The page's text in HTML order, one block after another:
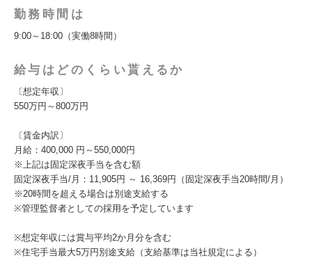
勤務時間は
9:00～18:00（実働8時間）
給与はどのくらい貰えるか
〔想定年収〕
550万円～800万円
〔賃金内訳〕
月給：400,000 円～550,000円
※上記は固定深夜手当を含む額
固定深夜手当/月：11,905円 ～ 16,369円（固定深夜手当20時間/月）
※20時間を超える場合は別途支給する
※管理監督者としての採用を予定しています
※想定年収には賞与平均2か月分を含む
※住宅手当最大5万円別途支給（支給基準は当社規定による）